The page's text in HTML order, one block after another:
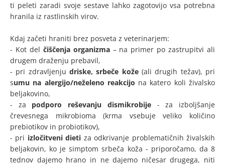
ti peleti zaradi svoje sestave lahko zagotovijo vsa potrebna
hranila iz rastlinskih virov.
Kdaj začeti hraniti brez posveta z veterinarjem:
- Kot del čiščenja organizma– na primer po zastrupitvi ali
drugem draženju prebavil,
- pri zdravljenju driske, srbeče kože(ali drugih težav), pri
sumu na alergijo/neželeno reakcijo na katero koli živalsko
beljakovino,
- za podporo reševanju dismikrobije- za izboljšanje
črevesnega mikrobioma (krma vsebuje veliko količino
prebiotikov in probiotikov),
- pri izločitveni dieti za odkrivanje problematičnih živalskih
beljakovin, ko je simptom srbeča koža - priporočamo, da 8
tednov dajemo hrano in ne dajemo ničesar drugega, niti